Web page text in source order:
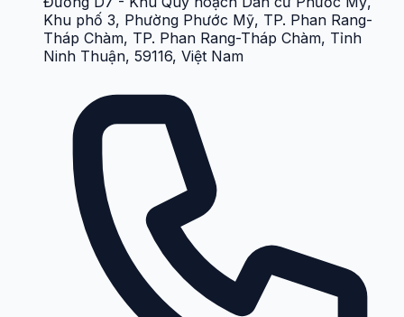
Khu phố 3, Phường Phước Mỹ, TP. Phan Rang-
Tháp Chàm, TP. Phan Rang-Tháp Chàm, Tỉnh
Ninh Thuận, 59116, Việt Nam